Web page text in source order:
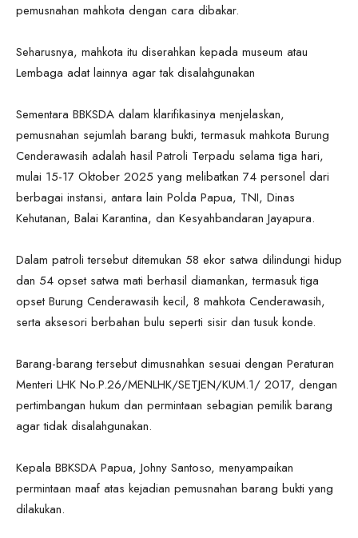
pemusnahan mahkota dengan cara dibakar.
Seharusnya, mahkota itu diserahkan kepada museum atau
Lembaga adat lainnya agar tak disalahgunakan
Sementara BBKSDA dalam klarifikasinya menjelaskan,
pemusnahan sejumlah barang bukti, termasuk mahkota Burung
Cenderawasih adalah hasil Patroli Terpadu selama tiga hari,
mulai 15-17 Oktober 2025 yang melibatkan 74 personel dari
berbagai instansi, antara lain Polda Papua, TNI, Dinas
Kehutanan, Balai Karantina, dan Kesyahbandaran Jayapura.
Dalam patroli tersebut ditemukan 58 ekor satwa dilindungi hidup
dan 54 opset satwa mati berhasil diamankan, termasuk tiga
opset Burung Cenderawasih kecil, 8 mahkota Cenderawasih,
serta aksesori berbahan bulu seperti sisir dan tusuk konde.
Barang-barang tersebut dimusnahkan sesuai dengan Peraturan
Menteri LHK No.P.26/MENLHK/SETJEN/KUM.1/ 2017, dengan
pertimbangan hukum dan permintaan sebagian pemilik barang
agar tidak disalahgunakan.
Kepala BBKSDA Papua, Johny Santoso, menyampaikan
permintaan maaf atas kejadian pemusnahan barang bukti yang
dilakukan.